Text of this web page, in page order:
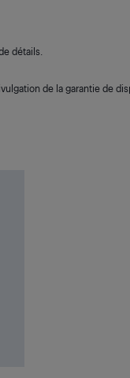
détails.
de la garantie de